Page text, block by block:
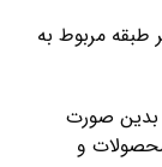
که هر طبقه مربوط به
بدین صورت
ها و محصولات و